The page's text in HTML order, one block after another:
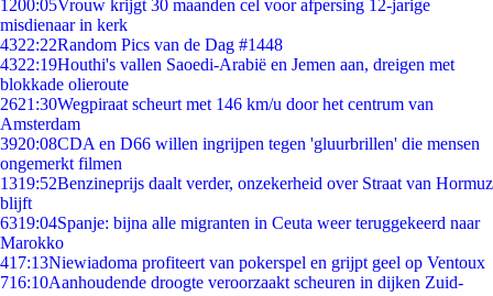
1200:05Vrouw krijgt 30 maanden cel voor afpersing 12-jarige
misdienaar in kerk
4322:22Random Pics van de Dag #1448
4322:19Houthi's vallen Saoedi-Arabië en Jemen aan, dreigen met
blokkade olieroute
2621:30Wegpiraat scheurt met 146 km/u door het centrum van
Amsterdam
3920:08CDA en D66 willen ingrijpen tegen 'gluurbrillen' die mensen
ongemerkt filmen
1319:52Benzineprijs daalt verder, onzekerheid over Straat van Hormuz
blijft
6319:04Spanje: bijna alle migranten in Ceuta weer teruggekeerd naar
Marokko
417:13Niewiadoma profiteert van pokerspel en grijpt geel op Ventoux
716:10Aanhoudende droogte veroorzaakt scheuren in dijken Zuid-